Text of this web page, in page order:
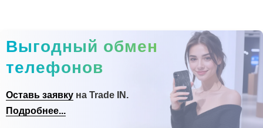
Выгодный обмен
телефонов
Оставь заявку на Trade IN.
Подробнее...